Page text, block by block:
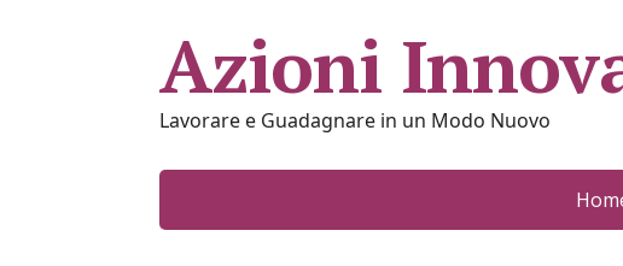
Azioni
Lavorare e Guadagnare in un Modo Nuovo